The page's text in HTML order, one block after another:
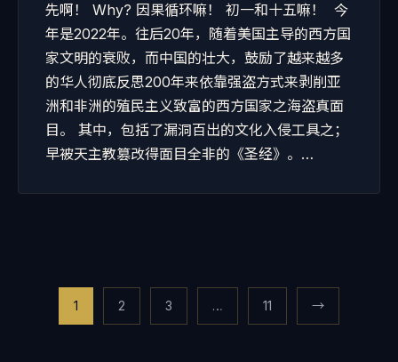
先啊！ Why? 因果循环嘛！ 初一和十五嘛！ 今
年是2022年。往后20年，随着美国主导的西方国
家文明的衰败，而中国的壮大，鼓励了越来越多
的华人彻底反思200年来依靠强盗方式来剥削亚
洲和非洲的殖民主义致富的西方国家之海盗真面
目。 其中，包括了漏洞百出的文化入侵工具之；
早被天主教篡改得面目全非的《圣经》。…
pagination
1 2 3 … 11 →